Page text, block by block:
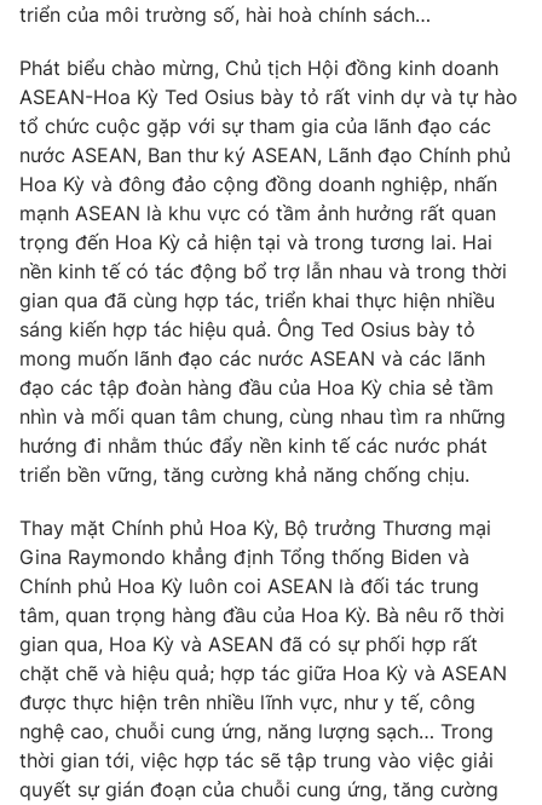
Sản phẩm
Thị trường
Tư vấn
Lịch phát sóng
Chuyên mục khác
Emagazine Podcast
Photo Infographic
Video Shorts video
VTV Money VTV Thể thao
VTV Sức khoẻ Bất động sản
Thị trường 24h Tấm lòng Việt
VTV4 Vươn mình bằng AI
VTV9 VTV8
Liên hệ tòa soạn English
triển của môi trường số, hài hoà chính sách…
Phát biểu chào mừng, Chủ tịch Hội đồng kinh doanh
ASEAN-Hoa Kỳ Ted Osius bày tỏ rất vinh dự và tự hào
tổ chức cuộc gặp với sự tham gia của lãnh đạo các
nước ASEAN, Ban thư ký ASEAN, Lãnh đạo Chính phủ
Hoa Kỳ và đông đảo cộng đồng doanh nghiệp, nhấn
mạnh ASEAN là khu vực có tầm ảnh hưởng rất quan
trọng đến Hoa Kỳ cả hiện tại và trong tương lai. Hai
nền kinh tế có tác động bổ trợ lẫn nhau và trong thời
gian qua đã cùng hợp tác, triển khai thực hiện nhiều
sáng kiến hợp tác hiệu quả. Ông Ted Osius bày tỏ
mong muốn lãnh đạo các nước ASEAN và các lãnh
đạo các tập đoàn hàng đầu của Hoa Kỳ chia sẻ tầm
nhìn và mối quan tâm chung, cùng nhau tìm ra những
hướng đi nhằm thúc đẩy nền kinh tế các nước phát
triển bền vững, tăng cường khả năng chống chịu.
Thay mặt Chính phủ Hoa Kỳ, Bộ trưởng Thương mại
Gina Raymondo khẳng định Tổng thống Biden và
Chính phủ Hoa Kỳ luôn coi ASEAN là đối tác trung
tâm, quan trọng hàng đầu của Hoa Kỳ. Bà nêu rõ thời
gian qua, Hoa Kỳ và ASEAN đã có sự phối hợp rất
chặt chẽ và hiệu quả; hợp tác giữa Hoa Kỳ và ASEAN
được thực hiện trên nhiều lĩnh vực, như y tế, công
nghệ cao, chuỗi cung ứng, năng lượng sạch… Trong
thời gian tới, việc hợp tác sẽ tập trung vào việc giải
quyết sự gián đoạn của chuỗi cung ứng, tăng cường